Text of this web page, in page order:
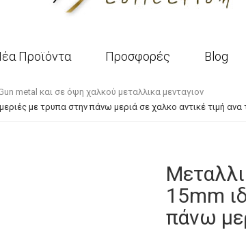
Προϊόντα Προσφορές Blog
metal και σε όψη χαλκού μεταλλικα μενταγιον
με τρυπα στην πάνω μεριά σε χαλκο αντικέ τιμή ανα
15mm
πάνω